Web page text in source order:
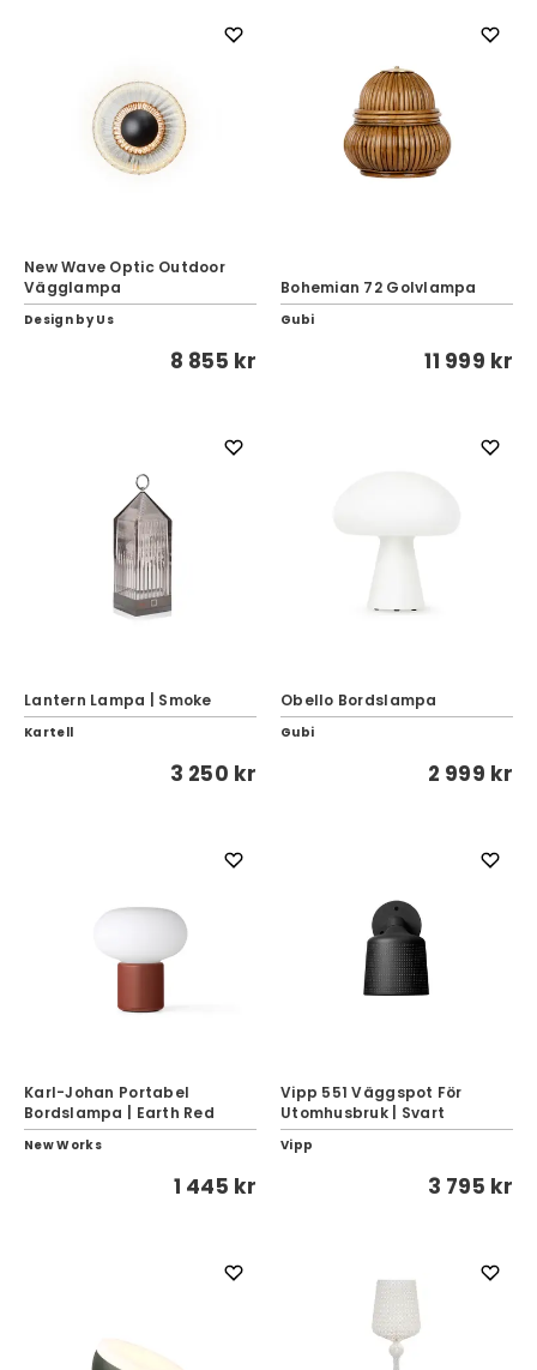
New Wave Optic Outdoor
Vägglampa
Design by Us
8 855 kr
Bohemian 72 Golvlampa
Gubi
11 999 kr
Lantern Lampa | Smoke
Kartell
3 250 kr
Obello Bordslampa
Gubi
2 999 kr
Karl-Johan Portabel
Bordslampa | Earth Red
New Works
1 445 kr
Vipp 551 Väggspot För
Utomhusbruk | Svart
Vipp
3 795 kr